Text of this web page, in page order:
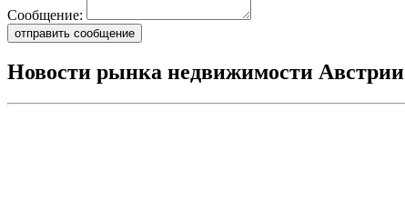
Сообщение:
отправить сообщение
Новости рынка недвижимости Австрии